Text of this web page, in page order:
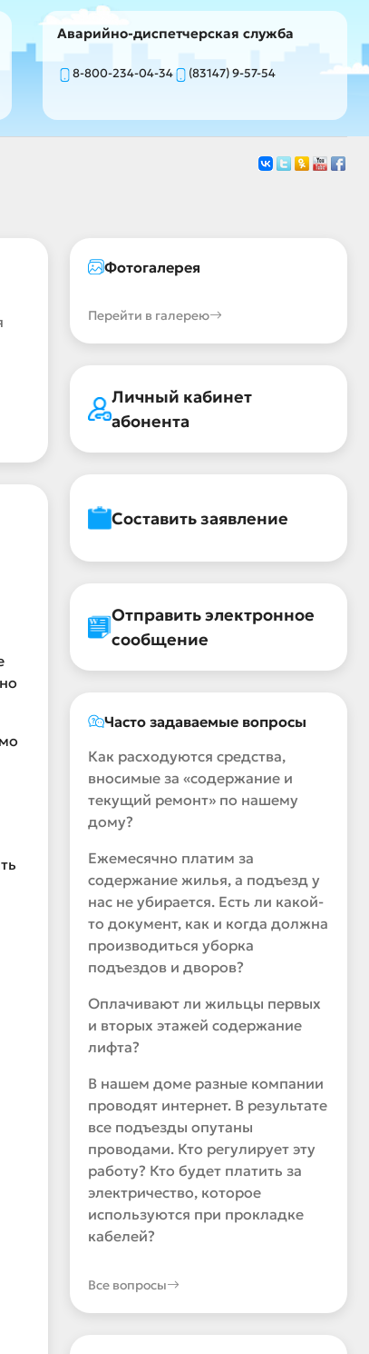
Аварийно-диспетчерская служба
8-800-234-04-34 (83147) 9-57-54
Фотогалерея
Перейти в галерею
Личный кабинет
абонента
Составить заявление
Отправить электронное
сообщение
Часто задаваемые вопросы
Как расходуются средства,
вносимые за «содержание и
текущий ремонт» по нашему
дому?
Ежемесячно платим за
содержание жилья, а подъезд у
нас не убирается. Есть ли какой-
то документ, как и когда должна
производиться уборка
подъездов и дворов?
Оплачивают ли жильцы первых
и вторых этажей содержание
лифта?
В нашем доме разные компании
проводят интернет. В результате
все подъезды опутаны
проводами. Кто регулирует эту
работу? Кто будет платить за
электричество, которое
используются при прокладке
кабелей?
Все вопросы